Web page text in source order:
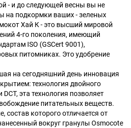
- и до следующей весны вы не
на подкормки ваших - зеленых
Хай К - это высший мировой
4-го поколения, имеющий
ISO (GSCert 9001),
питомниках. Это удобрение
на сегодняшний день инновация
технология двойного
эта технология позволяет
питательных веществ.
состав которого отличается от
вокруг гранулы Osmocote